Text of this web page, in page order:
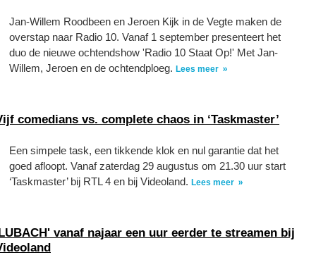
Jan-Willem Roodbeen en Jeroen Kijk in de Vegte maken de
overstap naar Radio 10. Vanaf 1 september presenteert het
duo de nieuwe ochtendshow 'Radio 10 Staat Op!' Met Jan-
Willem, Jeroen en de ochtendploeg. Lees meer
comedians vs. complete chaos in ‘Taskmaster’
Een simpele task, een tikkende klok en nul garantie dat het
goed afloopt. Vanaf zaterdag 29 augustus om 21.30 uur start
‘Taskmaster’ bij RTL 4 en bij Videoland. Lees meer
vanaf najaar een uur eerder te streamen bij